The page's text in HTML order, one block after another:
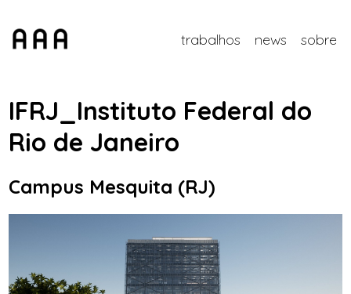
trabalhos news sobre
IFRJ_Instituto Federal do
Rio de Janeiro
Campus Mesquita (RJ)